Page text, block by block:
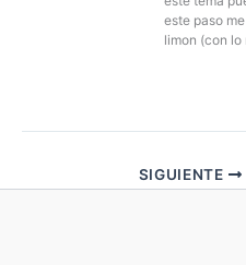
este paso
limon (con lo
SIGUIENTE